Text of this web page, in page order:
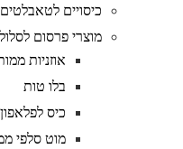
כיסויים לטאבלטים
מוצרי פרסום לסלולר
אוזניות
בלו טות
כיס לפלאפון
מוט סלפי